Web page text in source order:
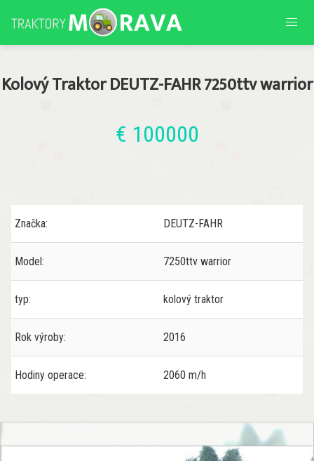
Kolový Traktor DEUTZ-FAHR 7250ttv warrior
€ 100000
Značka: DEUTZ-FAHR
Model: 7250ttv warrior
typ: kolový traktor
Rok výroby: 2016
Hodiny operace: 2060 m/h